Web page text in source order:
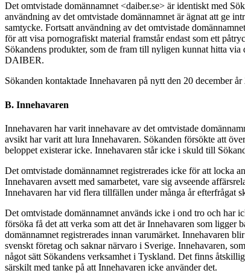
Det omtvistade domännamnet <daiber.se> är identiskt med
användning av det omtvistade domännamnet är ägnat att ge
samtycke. Fortsatt användning av det omtvistade
för att visa pornografiskt material framstår endast som ett
Sökandens produkter, som de fram till nyligen kunnat hitta
DAIBER.
Sökanden kontaktade Innehavaren på nytt den 20 december
B. Innehavaren
Innehavaren har varit innehavare av det omtvistade
avsikt har varit att lura Innehavaren. Sökanden försökte att
beloppet existerar icke. Innehavaren står icke i skuld till
Det omtvistade domännamnet registrerades icke för att locka
Innehavaren avsett med samarbetet, vare sig avseende
Innehavaren har vid flera tillfällen under många år efterfrågat
Det omtvistade domännamnet används icke i ond tro och har
försöka få det att verka som att det är Innehavaren som ligger
domännamnet registrerades innan varumärket. Innehavaren
svenskt företag och saknar närvaro i Sverige. Innehavaren,
något sätt Sökandens verksamhet i Tyskland. Det finns
särskilt med tanke på att Innehavaren icke använder det.